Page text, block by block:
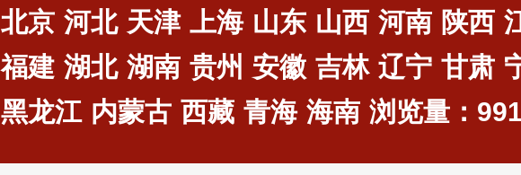
北京 河北 天津 上海 山东 山西 河南 陕西
福建 湖北 湖南 贵州 安徽 吉林 辽宁 甘肃
黑龙江 内蒙古 西藏 青海 海南 浏览量：